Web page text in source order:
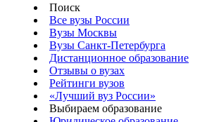
Поиск
Все вузы России
Вузы Москвы
Вузы Санкт-Петербурга
Дистанционное образование
Отзывы о вузах
Рейтинги вузов
«Лучший вуз России»
Выбираем образование